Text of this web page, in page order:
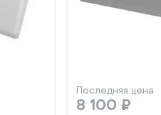
Последняя цена
8 100 ₽